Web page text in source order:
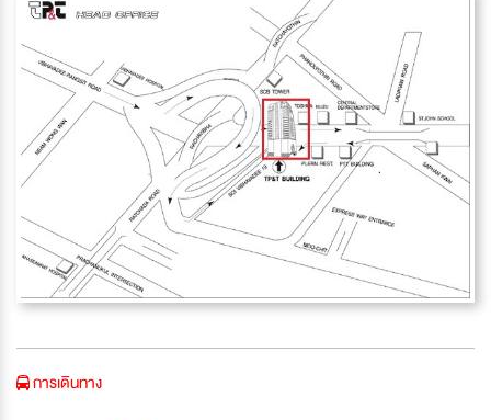
การเดินทาง